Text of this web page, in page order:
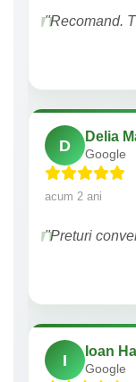
"Recomand.
D
Delia
Google
acum 2 ani
"Preturi
I
Ioan
Google